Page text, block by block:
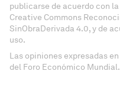
publicarse de acuerdo con
Creative Commons
SinObraDerivada 4.0, y de
uso.
Las opiniones expresadas
del Foro Económico Mundial.